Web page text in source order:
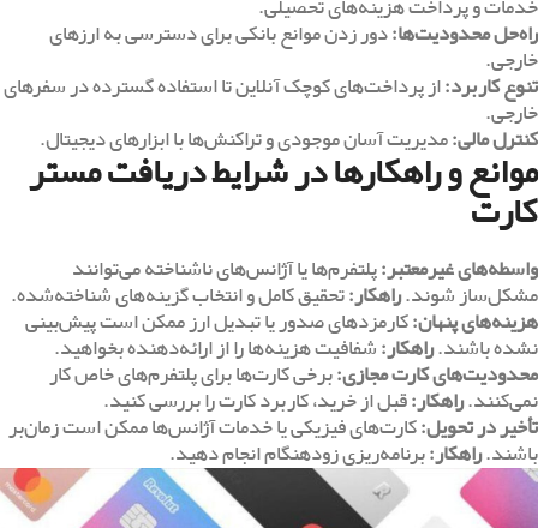
خدمات و پرداخت هزینه‌های تحصیلی.
راه‌حل محدودیت‌ها:دور زدن موانع بانکی برای دسترسی به ارزهای
خارجی.
تنوع کاربرد:از پرداخت‌های کوچک آنلاین تا استفاده گسترده در سفرهای
خارجی.
کنترل مالی:مدیریت آسان موجودی و تراکنش‌ها با ابزارهای دیجیتال.
موانع و راهکارها در شرایط دریافت مستر
کارت
واسطه‌های غیرمعتبر:پلتفرم‌ها یا آژانس‌های ناشناخته می‌توانند
مشکل‌ساز شوند.راهکار:تحقیق کامل و انتخاب گزینه‌های شناخته‌شده.
هزینه‌های پنهان:کارمزدهای صدور یا تبدیل ارز ممکن است پیش‌بینی
نشده باشند.راهکار:شفافیت هزینه‌ها را از ارائه‌دهنده بخواهید.
محدودیت‌های کارت مجازی:برخی کارت‌ها برای پلتفرم‌های خاص کار
نمی‌کنند.راهکار:قبل از خرید، کاربرد کارت را بررسی کنید.
تأخیر در تحویل:کارت‌های فیزیکی یا خدمات آژانس‌ها ممکن است زمان‌بر
باشند.راهکار:برنامه‌ریزی زودهنگام انجام دهید.